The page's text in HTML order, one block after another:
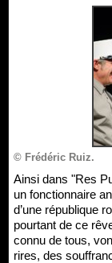
© Frédéric Ruiz.
Ainsi dans "Res Publica", le protagoniste, sorti du public, est-il
un fonctionnaire
d’une république
pourtant de ce
connu de tous,
rires, des